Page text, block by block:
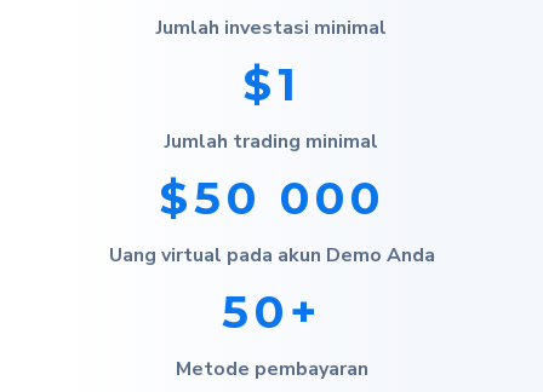
Jumlah investasi minimal
$1
Jumlah trading minimal
$50 000
Uang virtual pada akun Demo Anda
50+
Metode pembayaran